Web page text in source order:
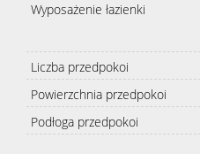
Wyposażenie łazienki
Liczba przedpokoi
Powierzchnia przedpokoi
Podłoga przedpokoi